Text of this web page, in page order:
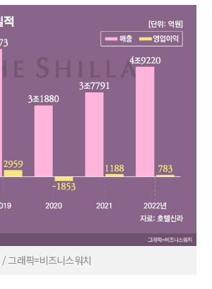
그래픽=비즈니스워치